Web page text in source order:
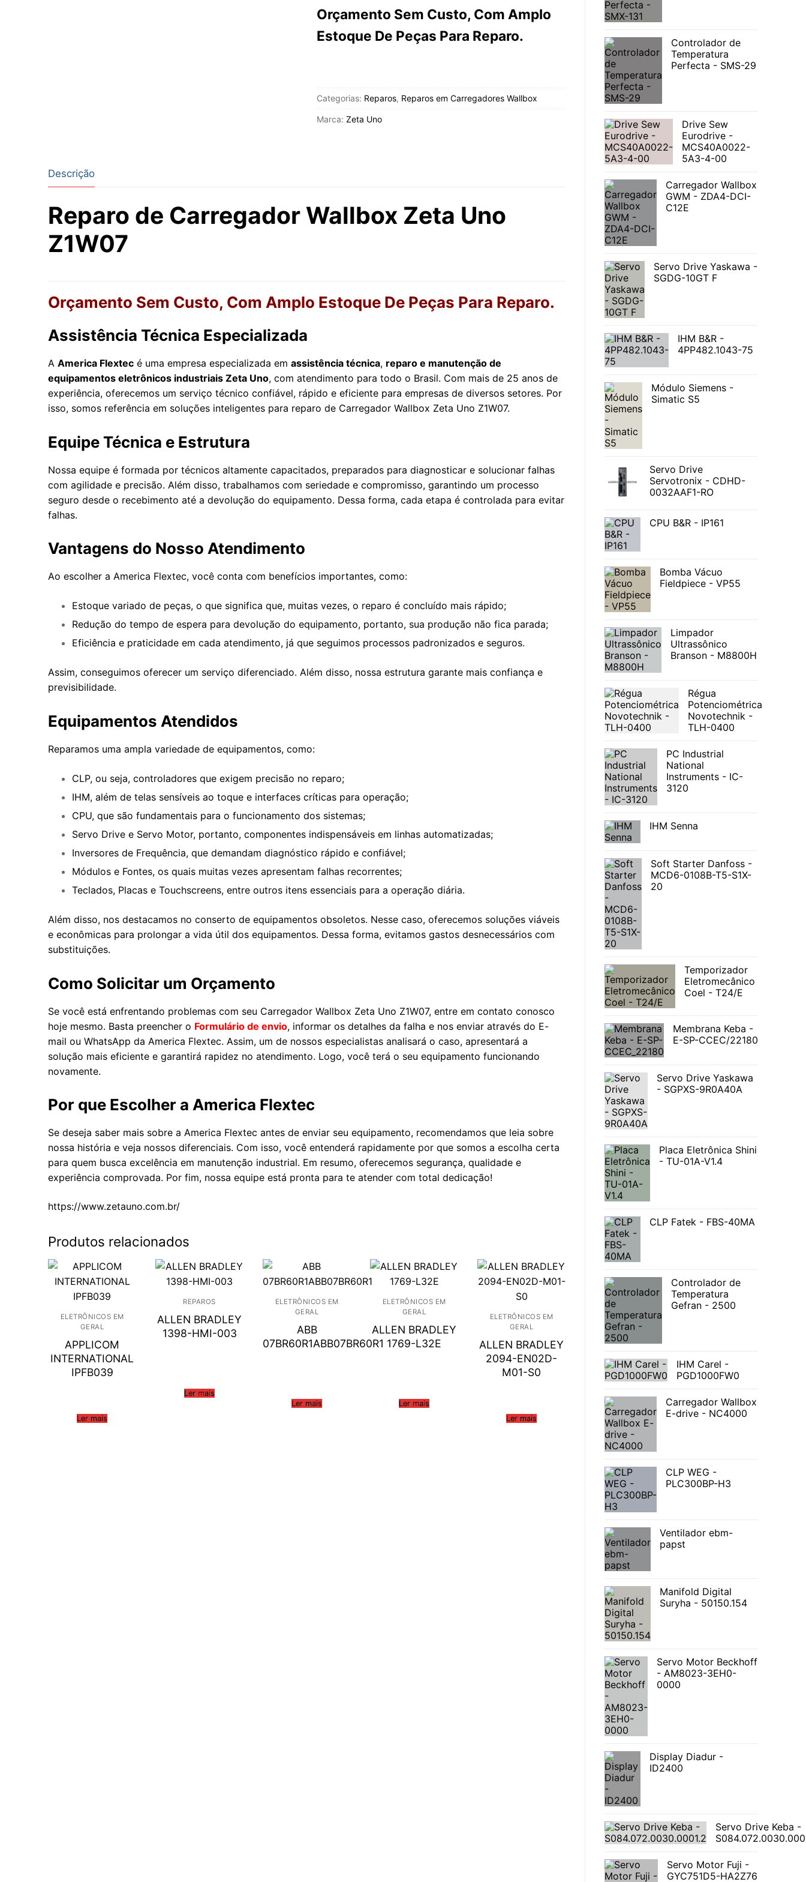
Orçamento Sem Custo, Com Amplo
Estoque De Peças Para Reparo.
Categorias: Reparos, Reparos em Carregadores Wallbox
Marca: Zeta Uno
Descrição
Reparo de Carregador Wallbox Zeta Uno
Z1W07
Orçamento Sem Custo, Com Amplo Estoque De Peças Para Reparo.
Assistência Técnica Especializada
A America Flextec é uma empresa especializada em assistência técnica, reparo e manutenção de
equipamentos eletrônicos industriais Zeta Uno, com atendimento para todo o Brasil. Com mais de 25 anos de
experiência, oferecemos um serviço técnico confiável, rápido e eficiente para empresas de diversos setores. Por
isso, somos referência em soluções inteligentes para reparo de Carregador Wallbox Zeta Uno Z1W07.
Equipe Técnica e Estrutura
Nossa equipe é formada por técnicos altamente capacitados, preparados para diagnosticar e solucionar falhas
com agilidade e precisão. Além disso, trabalhamos com seriedade e compromisso, garantindo um processo
seguro desde o recebimento até a devolução do equipamento. Dessa forma, cada etapa é controlada para evitar
falhas.
Vantagens do Nosso Atendimento
Ao escolher a America Flextec, você conta com benefícios importantes, como:
Estoque variado de peças, o que significa que, muitas vezes, o reparo é concluído mais rápido;
Redução do tempo de espera para devolução do equipamento, portanto, sua produção não fica parada;
Eficiência e praticidade em cada atendimento, já que seguimos processos padronizados e seguros.
Assim, conseguimos oferecer um serviço diferenciado. Além disso, nossa estrutura garante mais confiança e
previsibilidade.
Equipamentos Atendidos
Reparamos uma ampla variedade de equipamentos, como:
CLP, ou seja, controladores que exigem precisão no reparo;
IHM, além de telas sensíveis ao toque e interfaces críticas para operação;
CPU, que são fundamentais para o funcionamento dos sistemas;
Servo Drive e Servo Motor, portanto, componentes indispensáveis em linhas automatizadas;
Inversores de Frequência, que demandam diagnóstico rápido e confiável;
Módulos e Fontes, os quais muitas vezes apresentam falhas recorrentes;
Teclados, Placas e Touchscreens, entre outros itens essenciais para a operação diária.
Além disso, nos destacamos no conserto de equipamentos obsoletos. Nesse caso, oferecemos soluções viáveis
e econômicas para prolongar a vida útil dos equipamentos. Dessa forma, evitamos gastos desnecessários com
substituições.
Como Solicitar um Orçamento
Se você está enfrentando problemas com seu Carregador Wallbox Zeta Uno Z1W07, entre em contato conosco
hoje mesmo. Basta preencher o Formulário de envio, informar os detalhes da falha e nos enviar através do E-
mail ou WhatsApp da America Flextec. Assim, um de nossos especialistas analisará o caso, apresentará a
solução mais eficiente e garantirá rapidez no atendimento. Logo, você terá o seu equipamento funcionando
novamente.
Por que Escolher a America Flextec
Se deseja saber mais sobre a America Flextec antes de enviar seu equipamento, recomendamos que leia sobre
nossa história e veja nossos diferenciais. Com isso, você entenderá rapidamente por que somos a escolha certa
para quem busca excelência em manutenção industrial. Em resumo, oferecemos segurança, qualidade e
experiência comprovada. Por fim, nossa equipe está pronta para te atender com total dedicação!
https://www.zetauno.com.br/
Produtos relacionados
ELETRÔNICOS EM
GERAL
APPLICOM
INTERNATIONAL
IPFB039
Ler mais
REPAROS
ALLEN BRADLEY
1398-HMI-003
Ler mais
ELETRÔNICOS EM
GERAL
ABB
07BR60R1ABB07BR60R1
Ler mais
ELETRÔNICOS EM
GERAL
ALLEN BRADLEY
1769-L32E
Ler mais
ELETRÔNICOS EM
GERAL
ALLEN BRADLEY
2094-EN02D-
M01-S0
Ler mais
Controlador de
Temperatura
Perfecta - SMS-29
Drive Sew
Eurodrive -
MCS40A0022-
5A3-4-00
Carregador Wallbox
GWM - ZDA4-DCI-
C12E
Servo Drive Yaskawa -
SGDG-10GT F
IHM B&R -
4PP482.1043-75
Módulo Siemens -
Simatic S5
Servo Drive
Servotronix - CDHD-
0032AAF1-RO
CPU B&R - IP161
Bomba Vácuo
Fieldpiece - VP55
Limpador
Ultrassônico
Branson - M8800H
Régua
Potenciométrica
Novotechnik -
TLH-0400
PC Industrial
National
Instruments - IC-
3120
IHM Senna
Soft Starter Danfoss -
MCD6-0108B-T5-S1X-
20
Temporizador
Eletromecânico
Coel - T24/E
Membrana Keba -
E-SP-CCEC/22180
Servo Drive Yaskawa
- SGPXS-9R0A40A
Placa Eletrônica Shini
- TU-01A-V1.4
CLP Fatek - FBS-40MA
Controlador de
Temperatura
Gefran - 2500
IHM Carel -
PGD1000FW0
Carregador Wallbox
E-drive - NC4000
CLP WEG -
PLC300BP-H3
Ventilador ebm-
papst
Manifold Digital
Suryha - 50150.154
Servo Motor Beckhoff
- AM8023-3EH0-
0000
Display Diadur -
ID2400
Servo Drive Keba -
Servo Motor Fuji -
GYC751D5-HA2Z76